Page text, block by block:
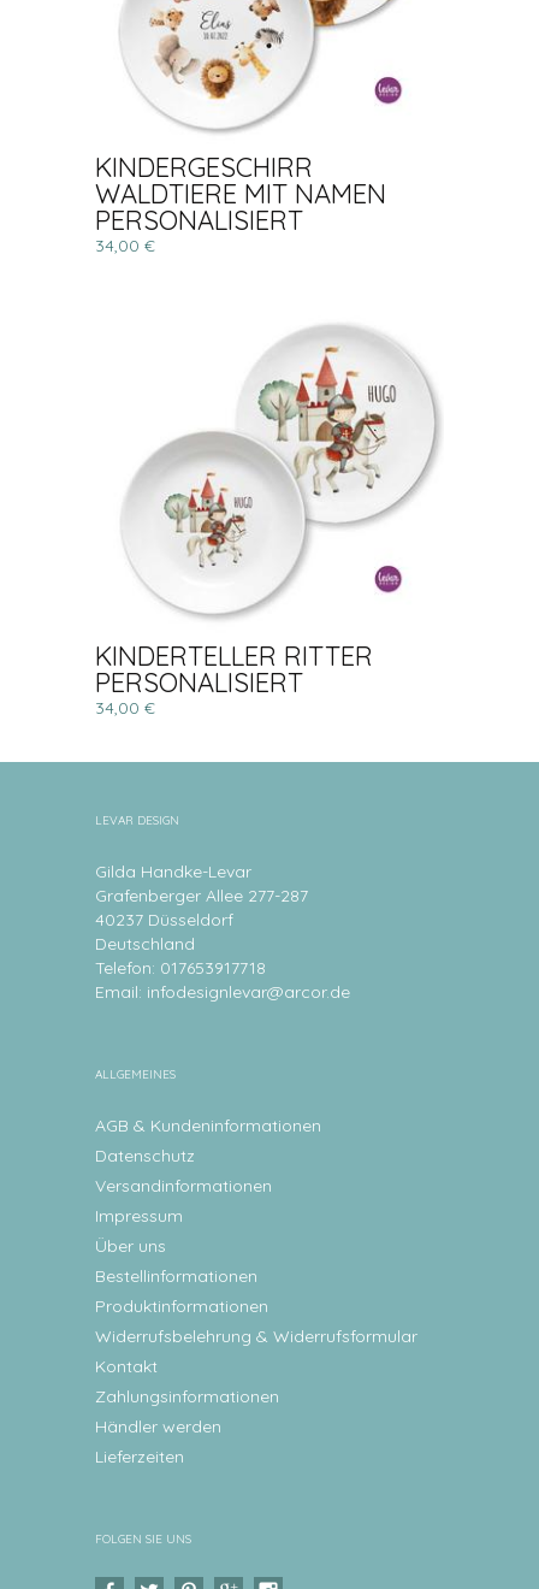
KINDERGESCHIRR
WALDTIERE MIT NAMEN
PERSONALISIERT
34,00 €
KINDERTELLER RITTER
PERSONALISIERT
34,00 €
LEVAR DESIGN
Gilda Handke-Levar
Grafenberger Allee 277-287
40237 Düsseldorf
Deutschland
Telefon: 017653917718
Email: infodesignlevar@arcor.de
ALLGEMEINES
AGB & Kundeninformationen
Datenschutz
Versandinformationen
Impressum
Über uns
Bestellinformationen
Produktinformationen
Widerrufsbelehrung & Widerrufsformular
Kontakt
Zahlungsinformationen
Händler werden
Lieferzeiten
FOLGEN SIE UNS